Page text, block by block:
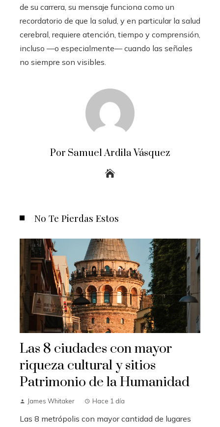
de su carrera, su mensaje funciona como un
recordatorio de que la salud, y en particular la salud
cerebral, requiere atención, tiempo y comprensión,
incluso —o especialmente— cuando las señales
no siempre son visibles.
Por Samuel Ardila Vásquez
No Te Pierdas Estos
Las 8 ciudades con mayor
riqueza cultural y sitios
Patrimonio de la Humanidad
James Whitaker Hace 1 día
Las 8 metrópolis con mayor cantidad de lugares